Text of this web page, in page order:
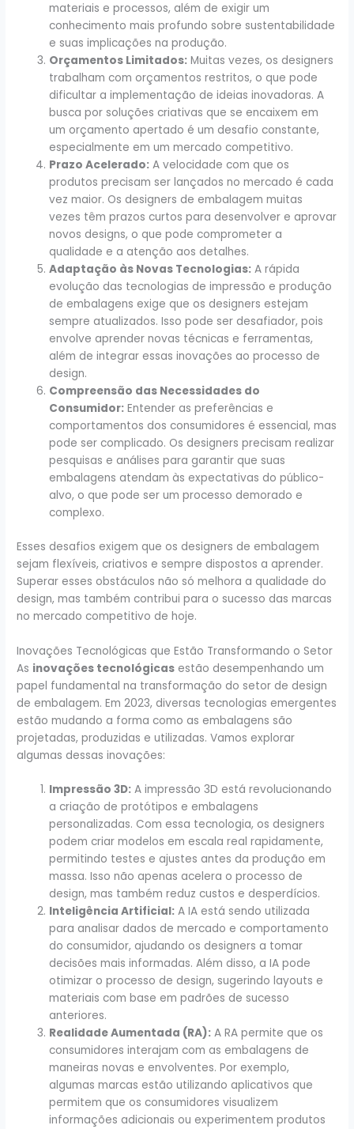
materiais e processos, além de exigir um
conhecimento mais profundo sobre sustentabilidade
e suas implicações na produção.
Orçamentos Limitados: Muitas vezes, os designers
trabalham com orçamentos restritos, o que pode
dificultar a implementação de ideias inovadoras. A
busca por soluções criativas que se encaixem em
um orçamento apertado é um desafio constante,
especialmente em um mercado competitivo.
Prazo Acelerado: A velocidade com que os
produtos precisam ser lançados no mercado é cada
vez maior. Os designers de embalagem muitas
vezes têm prazos curtos para desenvolver e aprovar
novos designs, o que pode comprometer a
qualidade e a atenção aos detalhes.
Adaptação às Novas Tecnologias: A rápida
evolução das tecnologias de impressão e produção
de embalagens exige que os designers estejam
sempre atualizados. Isso pode ser desafiador, pois
envolve aprender novas técnicas e ferramentas,
além de integrar essas inovações ao processo de
design.
Compreensão das Necessidades do
Consumidor: Entender as preferências e
comportamentos dos consumidores é essencial, mas
pode ser complicado. Os designers precisam realizar
pesquisas e análises para garantir que suas
embalagens atendam às expectativas do público-
alvo, o que pode ser um processo demorado e
complexo.
Esses desafios exigem que os designers de embalagem
sejam flexíveis, criativos e sempre dispostos a aprender.
Superar esses obstáculos não só melhora a qualidade do
design, mas também contribui para o sucesso das marcas
no mercado competitivo de hoje.
Inovações Tecnológicas que Estão Transformando o Setor
As inovações tecnológicas estão desempenhando um
papel fundamental na transformação do setor de design
de embalagem. Em 2023, diversas tecnologias emergentes
estão mudando a forma como as embalagens são
projetadas, produzidas e utilizadas. Vamos explorar
algumas dessas inovações:
Impressão 3D: A impressão 3D está revolucionando
a criação de protótipos e embalagens
personalizadas. Com essa tecnologia, os designers
podem criar modelos em escala real rapidamente,
permitindo testes e ajustes antes da produção em
massa. Isso não apenas acelera o processo de
design, mas também reduz custos e desperdícios.
Inteligência Artificial: A IA está sendo utilizada
para analisar dados de mercado e comportamento
do consumidor, ajudando os designers a tomar
decisões mais informadas. Além disso, a IA pode
otimizar o processo de design, sugerindo layouts e
materiais com base em padrões de sucesso
anteriores.
Realidade Aumentada (RA): A RA permite que os
consumidores interajam com as embalagens de
maneiras novas e envolventes. Por exemplo,
algumas marcas estão utilizando aplicativos que
permitem que os consumidores visualizem
informações adicionais ou experimentem produtos